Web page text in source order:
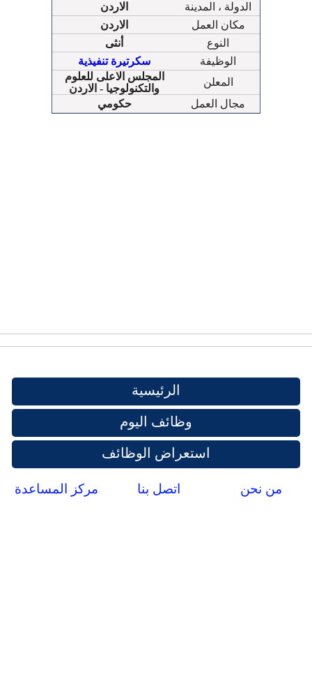
الاردن
الدولة ، المدينة
الاردن
مكان العمل
أنثى
النوع
سكرتيرة تنفيذية
الوظيفة
المجلس الاعلى للعلوم
والتكنولوجيا - الاردن
المعلن
حكومي
مجال العمل
الرئيسية
وظائف اليوم
استعراض الوظائف
من نحن اتصل بنا مركز المساعدة